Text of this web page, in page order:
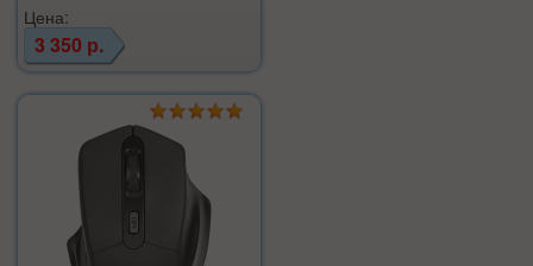
Цена:
3 350 р.